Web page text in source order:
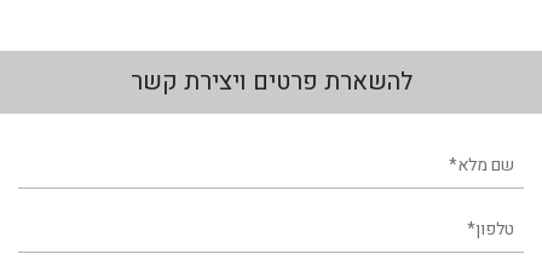
להשארת פרטים ויצירת קשר